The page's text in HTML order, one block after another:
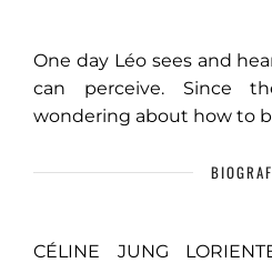
One day Léo sees and
can perceive. Since
wondering about how to
CÉLINE JUNG